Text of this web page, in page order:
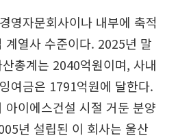
영자문회사이나 내부에 축적
계열사 수준이다. 2025년 말
총계는 2040억원이며, 사내
여금은 1791억원에 달한다.
아이에스건설 시절 거둔 분양
년 설립된 이 회사는 울산